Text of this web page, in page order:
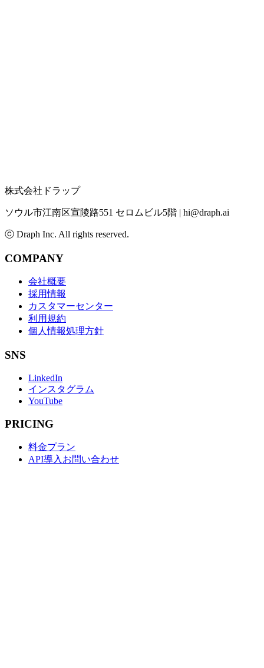
株式会社ドラップ
ソウル市江南区宣陵路551 セロムビル5階 | hi@draph.ai
ⓒ Draph Inc. All rights reserved.
COMPANY
会社概要
採用情報
カスタマーセンター
利用規約
個人情報処理方針
SNS
LinkedIn
インスタグラム
YouTube
PRICING
料金プラン
API導入お問い合わせ